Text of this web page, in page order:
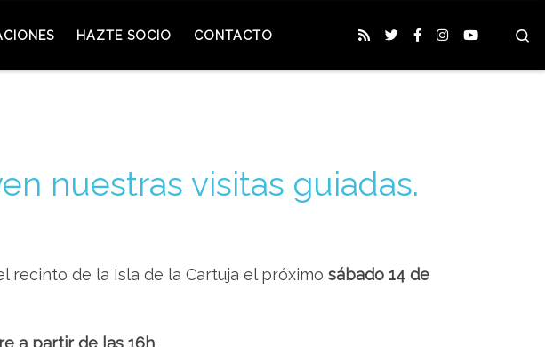
HAZTE SOCIO CONTACTO
nuestras visitas guiadas.
recinto de la Isla de la Cartuja el próximo sábado 14 de
a partir de las 16h.